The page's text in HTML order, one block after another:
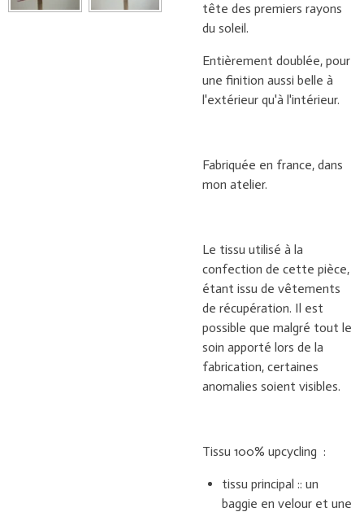
tête des premiers rayons
du soleil.
Entièrement doublée, pour
une finition aussi belle à
l'extérieur qu'à l'intérieur.
Fabriquée en france, dans
mon atelier.
Le tissu utilisé à la
confection de cette pièce,
étant issu de vêtements
de récupération. Il est
possible que malgré tout le
soin apporté lors de la
fabrication, certaines
anomalies soient visibles.
Tissu 100% upcycling :
tissu principal :: un
baggie en velour et une